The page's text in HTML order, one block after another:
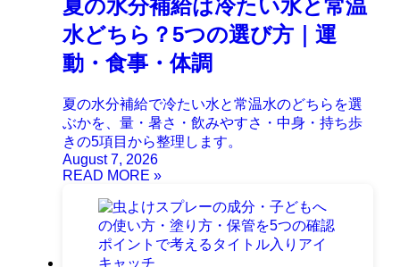
夏の水分補給は冷たい水と常温
水どちら？5つの選び方｜運
動・食事・体調
夏の水分補給で冷たい水と常温水のどちらを選
ぶかを、量・暑さ・飲みやすさ・中身・持ち歩
きの5項目から整理します。
August 7, 2026